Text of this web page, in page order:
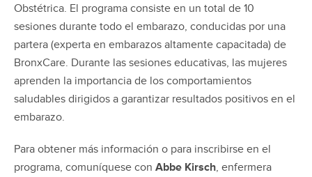
Obstétrica. El programa consiste en un total de 10
sesiones durante todo el embarazo, conducidas por una
partera (experta en embarazos altamente capacitada) de
BronxCare. Durante las sesiones educativas, las mujeres
aprenden la importancia de los comportamientos
saludables dirigidos a garantizar resultados positivos en el
embarazo.
Para obtener más información o para inscribirse en el
programa, comuníquese con Abbe Kirsch, enfermera